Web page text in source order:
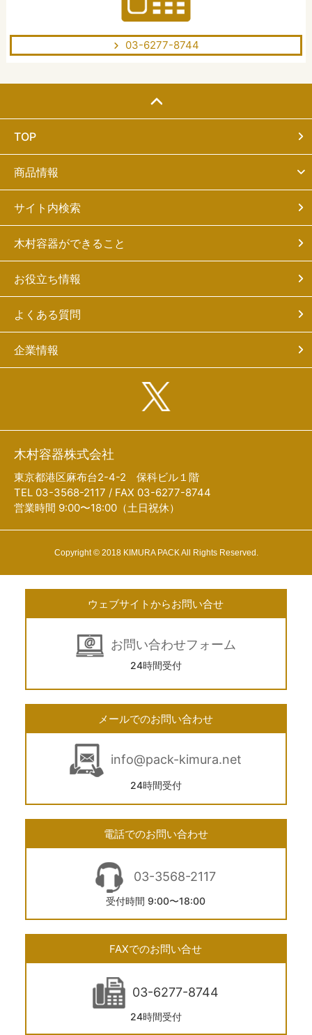
03-6277-8744
TOP
商品情報
サイト内検索
木村容器ができること
お役立ち情報
よくある質問
企業情報
木村容器株式会社
東京都港区麻布台2-4-2 保科ビル１階
TEL 03-3568-2117 / FAX 03-6277-8744
営業時間 9:00〜18:00（土日祝休）
Copyright © 2018 KIMURA PACK All Rights Reserved.
ウェブサイトからお問い合せ
お問い合わせフォーム
24時間受付
メールでのお問い合わせ
info@pack-kimura.net
24時間受付
電話でのお問い合わせ
03-3568-2117
受付時間 9:00〜18:00
FAXでのお問い合せ
03-6277-8744
24時間受付